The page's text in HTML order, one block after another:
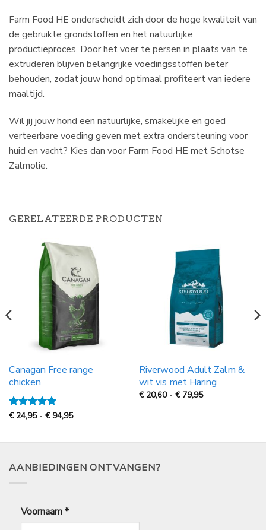
Farm Food HE onderscheidt zich door de hoge kwaliteit van
de gebruikte grondstoffen en het natuurlijke
productieproces. Door het voer te persen in plaats van te
extruderen blijven belangrijke voedingsstoffen beter
behouden, zodat jouw hond optimaal profiteert van iedere
maaltijd.
Wil jij jouw hond een natuurlijke, smakelijke en goed
verteerbare voeding geven met extra ondersteuning voor
huid en vacht? Kies dan voor Farm Food HE met Schotse
Zalmolie.
GERELATEERDE PRODUCTEN
Canagan Free range
chicken
Gewaardeerd
€ 24,95 - €94,95Prijsklasse:
€
Riverwood Adult Zalm &
wit vis met Haring
€ 20,60 - € 79,95Prijsklasse:
AANBIEDINGEN ONTVANGEN?
Voornaam*